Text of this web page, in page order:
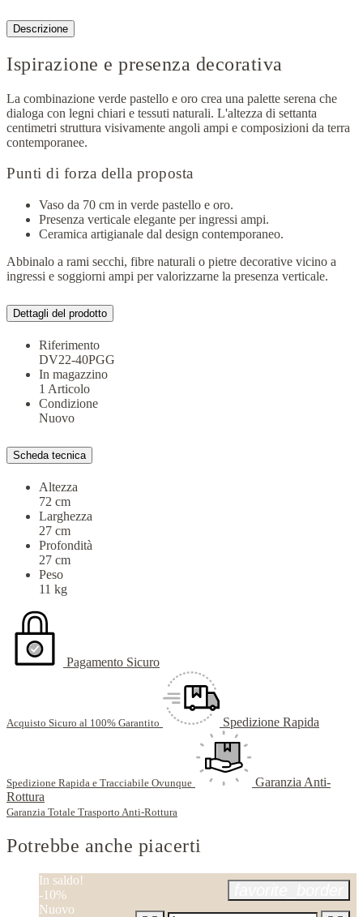
Descrizione
Ispirazione e presenza decorativa
La combinazione verde pastello e oro crea una palette serena che
dialoga con legni chiari e tessuti naturali. L'altezza di settanta
centimetri struttura visivamente angoli ampi e composizioni da terra
contemporanee.
Punti di forza della proposta
Vaso da 70 cm in verde pastello e oro.
Presenza verticale elegante per ingressi ampi.
Ceramica artigianale dal design contemporaneo.
Abbinalo a rami secchi, fibre naturali o pietre decorative vicino a
ingressi e soggiorni ampi per valorizzarne la presenza verticale.
Dettagli del prodotto
Riferimento
DV22-40PGG
In magazzino
1 Articolo
Condizione
Nuovo
Scheda tecnica
Altezza
72 cm
Larghezza
27 cm
Profondità
27 cm
Peso
11 kg
Pagamento Sicuro
Acquisto Sicuro al 100% Garantito Spedizione Rapida
Spedizione Rapida e Tracciabile Ovunque
Garanzia Anti-
Rottura
Garanzia Totale Trasporto Anti-Rottura
Potrebbe anche piacerti
In saldo!
-10%
Nuovo